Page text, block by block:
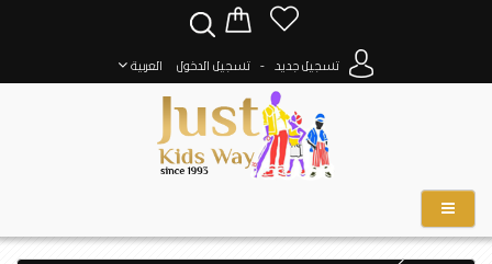
تسجيل جديد - تسجيل الدخول العربية